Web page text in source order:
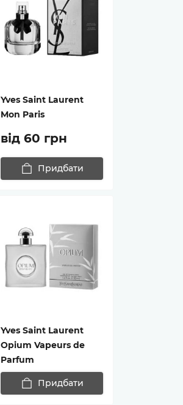
Yves Saint Laurent
Mon Paris
від 60 грн
Придбати
Yves Saint Laurent
Opium Vapeurs de
Parfum
Придбати